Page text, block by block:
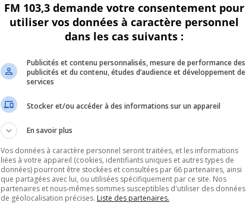
FM 103,3 demande votre consentement pour
utiliser vos données à caractère personnel
dans les cas suivants :
Publicités et contenu personnalisés, mesure de performance des
publicités et du contenu, études d’audience et développement de
services
Stocker et/ou accéder à des informations sur un appareil
En savoir plus
Vos données à caractère personnel seront traitées, et les informations
liées à votre appareil (cookies, identifiants uniques et autres types de
données) pourront être stockées et consultées par 66 partenaires, ainsi
que partagées avec lui, ou utilisées spécifiquement par ce site. Nos
partenaires et nous-mêmes sommes susceptibles d'utiliser des données
de géolocalisation précises. Liste des partenaires.